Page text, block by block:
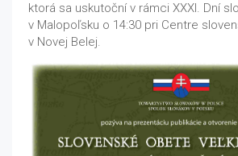
ktorá sa uskutoční v rámci XXXI. Dní
v Malopoľsku o 14:30 pri Centre
v Novej Belej.